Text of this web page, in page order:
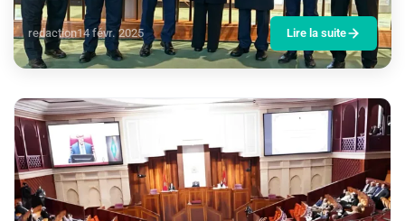
redaction14 févr. 2025 Lire la suite